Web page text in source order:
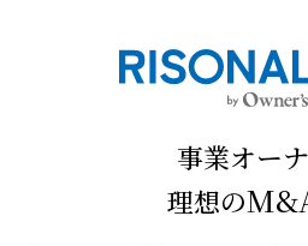
事業オー
理想の